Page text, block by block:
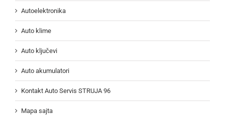
Autoelektronika
Auto klime
Auto ključevi
Auto akumulatori
Kontakt Auto Servis STRUJA 96
Mapa sajta